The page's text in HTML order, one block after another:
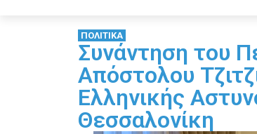
ΠΟΛΙΤΙΚΑ
Συνάντηση του
Απόστολου
Ελληνικής
Θεσσαλονίκη